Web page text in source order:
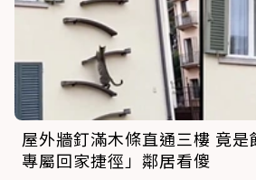
屋外牆釘滿木條直通三樓 竟是
專屬回家捷徑」鄰居看傻